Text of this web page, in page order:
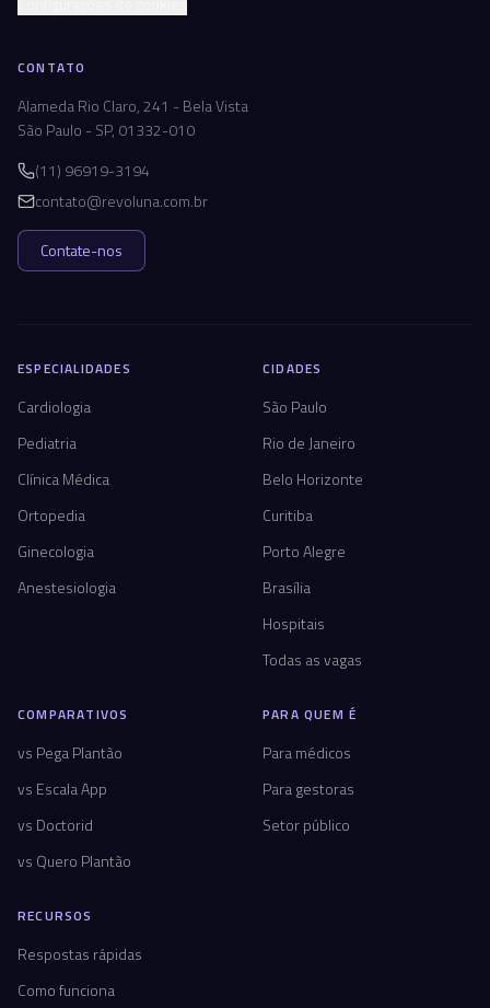
CONTATO
Alameda Rio Claro, 241 - Bela Vista
São Paulo - SP, 01332-010
(11) 96919-3194
contato@revoluna.com.br
Contate-nos
ESPECIALIDADES
Cardiologia
Pediatria
Clínica Médica
Ortopedia
Ginecologia
Anestesiologia
CIDADES
São Paulo
Rio de Janeiro
Belo Horizonte
Curitiba
Porto Alegre
Brasília
Hospitais
Todas as vagas
COMPARATIVOS
vs Pega Plantão
vs Escala App
vs Doctorid
vs Quero Plantão
PARA QUEM É
Para médicos
Para gestoras
Setor público
RECURSOS
Respostas rápidas
Como funciona